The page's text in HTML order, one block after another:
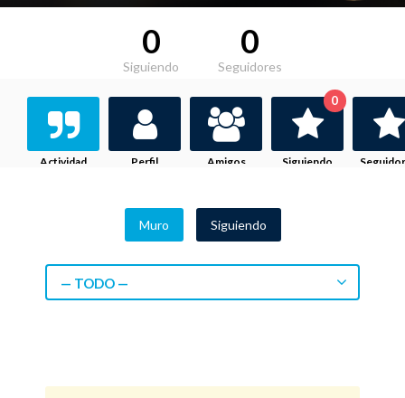
0
Siguiendo
0
Seguidores
Actividad Perfil Amigos Siguiendo
0
Muro Siguiendo
— TODO —